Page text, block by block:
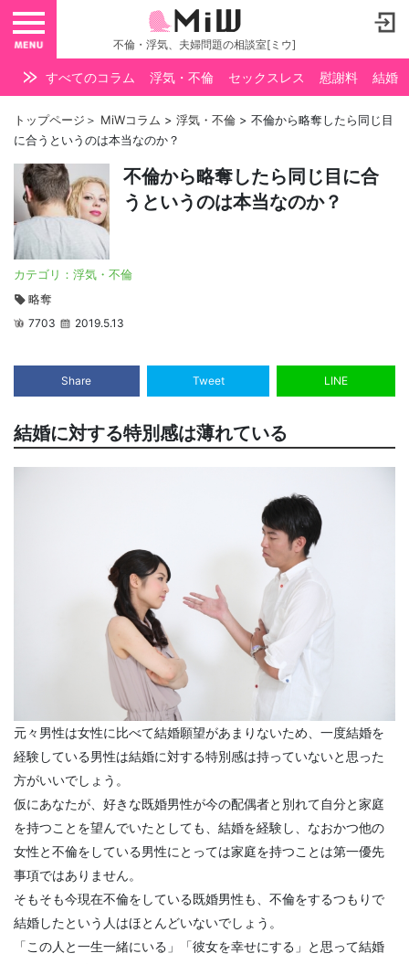
toggle navigation
不倫・浮気、夫婦問題の相談室[ミウ]
すべてのコラム 浮気・不倫 セックスレス 慰謝料 結婚
トップページ ＞ MiWコラム > 浮気・不倫 > 不倫から略奪したら同じ目
に合うというのは本当なのか？
不倫から略奪したら同じ目に合
うというのは本当なのか？
カテゴリ： 浮気・不倫
略奪
7703 2019.5.13
Share Tweet LINE
結婚に対する特別感は薄れている
元々男性は女性に比べて結婚願望があまりないため、一度結婚を
経験している男性は結婚に対する特別感は持っていないと思った
方がいいでしょう。
仮にあなたが、好きな既婚男性が今の配偶者と別れて自分と家庭
を持つことを望んでいたとしても、結婚を経験し、なおかつ他の
女性と不倫をしている男性にとっては家庭を持つことは第一優先
事項ではありません。
そもそも今現在不倫をしている既婚男性も、不倫をするつもりで
結婚したという人はほとんどいないでしょう。
「この人と一生一緒にいる」「彼女を幸せにする」と思って結婚